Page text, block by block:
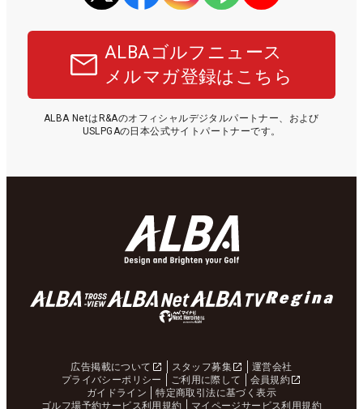
ALBAゴルフニュース
メルマガ登録はこちら
ALBA NetはR&Aのオフィシャルデジタルパートナー、および
USLPGAの日本公式サイトパートナーです。
広告掲載について スタッフ募集
運営会社
プライバシーポリシー
ご利用に際して
会員規約
ガイドライン
特定商取引法に基づく表示
ゴルフ場予約サービス利用規約
マイページサービス利用規約